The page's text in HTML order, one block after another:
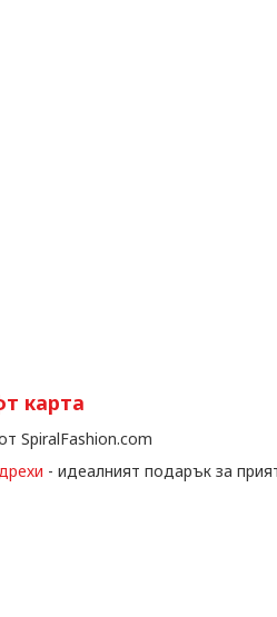
карта
SpiralFashion.com
- идеалният подарък за